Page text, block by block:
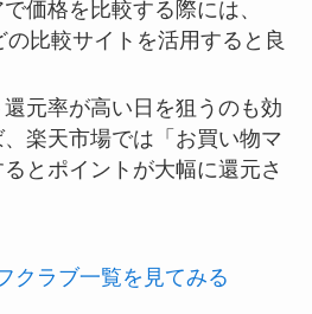
価格を比較する際には、
の比較サイトを活用すると良
元率が高い日を狙うのも効
楽天市場では「お買い物マ
とポイントが大幅に還元さ
クラブ一覧を見てみる